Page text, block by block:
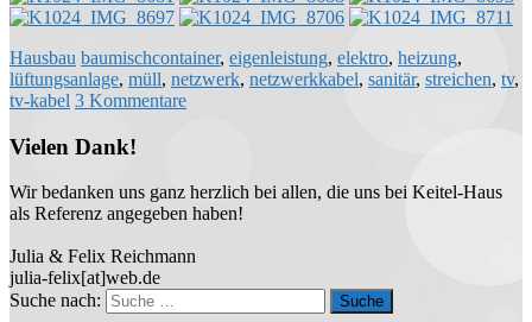
Hausbau baumischcontainer, eigenleistung, elektro, heizung,
lüftungsanlage, müll, netzwerk, netzwerkkabel, sanitär, streichen, tv,
tv-kabel 3 Kommentare
Vielen Dank!
Wir bedanken uns ganz herzlich bei allen, die uns bei Keitel-Haus
als Referenz angegeben haben!
Julia & Felix Reichmann
julia-felix[at]web.de
Suche nach: